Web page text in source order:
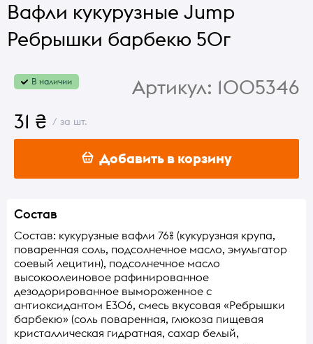
Вафли кукурузные Jump
Ребрышки барбекю 50г
В наличии Артикул: 1005346
31 ₴ / за шт.
Добавить в корзину
Состав
Состав: кукурузные вафли 76% (кукурузная крупа,
поваренная соль, подсолнечное масло, эмульгатор
соевый лецитин), подсолнечное масло
высокоолеиновое рафинированное
дезодорированное вымороженное с
антиоксидантом Е306, смесь вкусовая «Ребрышки
барбекю» (соль поваренная, глюкоза пищевая
кристаллическая гидратная, сахар белый,